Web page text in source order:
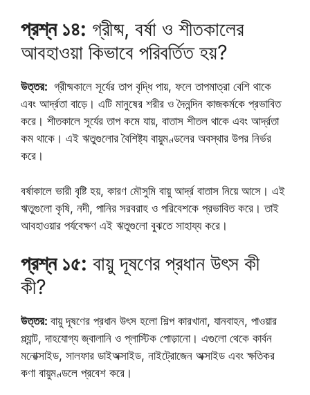
প্রশ্ন ১৪: গ্রীষ্ম, বর্ষা ও শীতকালের
আবহাওয়া কিভাবে পরিবর্তিত হয়?
উত্তর: গ্রীষ্মকালে সূর্যের তাপ বৃদ্ধি পায়, ফলে তাপমাত্রা বেশি থাকে
এবং আর্দ্রতা বাড়ে। এটি মানুষের শরীর ও দৈনন্দিন কাজকর্মকে প্রভাবিত
করে। শীতকালে সূর্যের তাপ কমে যায়, বাতাস শীতল থাকে এবং আর্দ্রতা
কম থাকে। এই ঋতুগুলোর বৈশিষ্ট্য বায়ুমণ্ডলের অবস্থার উপর নির্ভর
করে।
বর্ষাকালে ভারী বৃষ্টি হয়, কারণ মৌসুমি বায়ু আর্দ্র বাতাস নিয়ে আসে। এই
ঋতুগুলো কৃষি, নদী, পানির সরবরাহ ও পরিবেশকে প্রভাবিত করে। তাই
আবহাওয়ার পর্যবেক্ষণ এই ঋতুগুলো বুঝতে সাহায্য করে।
প্রশ্ন ১৫: বায়ু দূষণের প্রধান উৎস কী
কী?
উত্তর: বায়ু দূষণের প্রধান উৎস হলো শিল্প কারখানা, যানবাহন, পাওয়ার
প্ল্যান্ট, দাহযোগ্য জ্বালানি ও প্লাস্টিক পোড়ানো। এগুলো থেকে কার্বন
মনোক্সাইড, সালফার ডাইঅক্সাইড, নাইট্রোজেন অক্সাইড এবং ক্ষতিকর
কণা বায়ুমণ্ডলে প্রবেশ করে।